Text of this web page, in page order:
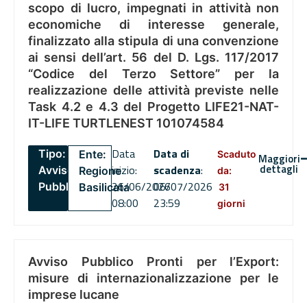
scopo di lucro, impegnati in attività non
economiche di interesse generale,
finalizzato alla stipula di una convenzione
ai sensi dell’art. 56 del D. Lgs. 117/2017
“Codice del Terzo Settore” per la
realizzazione delle attività previste nelle
Task 4.2 e 4.3 del Progetto LIFE21-NAT-
IT-LIFE TURTLENEST 101074584
Tipo:
Avviso
Pubblico
Ente:
Regione
Basilicata
Data
inizio:
26/06/2026
08:00
Data di
scadenza:
06/07/2026
23:59
Scaduto
da:
31
giorni
Maggiori
dettagli
Avviso Pubblico Pronti per l’Export:
misure di internazionalizzazione per le
imprese lucane